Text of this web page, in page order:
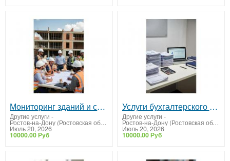
Мониторинг зданий и сооружений для безопасности и устойчивости
Другие услуги -
Ростов-на-Дону (Ростовская область)
Июль 20, 2026
10000.00 Руб
Услуги бухгалтерского обслуживания
Другие услуги -
Ростов-на-Дону (Ростовская область)
Июль 20, 2026
10000.00 Руб